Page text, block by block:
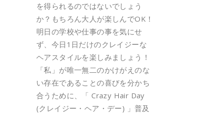
を得られるのではないでしょう
か？もちろん大人が楽しんでOK！
明日の学校や仕事の事を気にせ
ず、今日1日だけのクレイジーな
ヘアスタイルを楽しみましょう！
「私」が唯一無二のかけがえのな
い存在であることの喜びを分かち
合うために、「 Crazy Hair Day
(クレイジー・ヘア・デー) 」普及